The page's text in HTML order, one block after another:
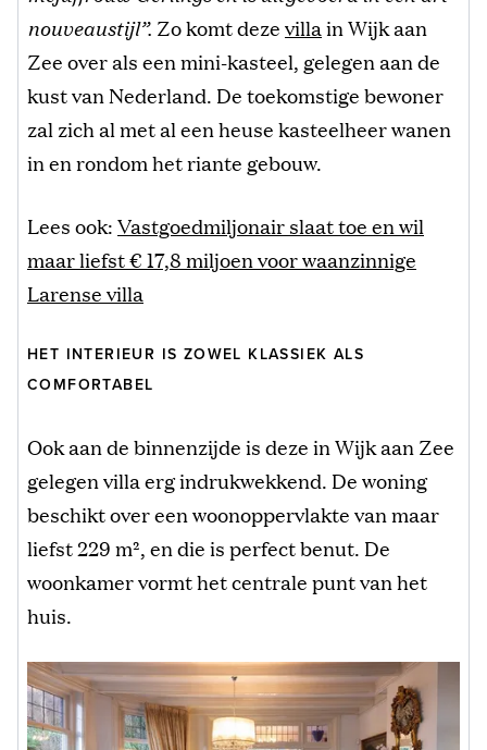
nouveaustijl”. Zo komt dezevillain Wijk aan
Zee over als een mini-kasteel, gelegen aan de
kust van Nederland. De toekomstige bewoner
zal zich al met al een heuse kasteelheer wanen
in en rondom het riante gebouw.
Lees ook:Vastgoedmiljonair slaat toe en wil
maar liefst € 17,8 miljoen voor waanzinnige
Larense villa
HET INTERIEUR IS ZOWEL KLASSIEK ALS
COMFORTABEL
Ook aan de binnenzijde is deze in Wijk aan Zee
gelegen villa erg indrukwekkend. De woning
beschikt over een woonoppervlakte van maar
liefst 229 m², en die is perfect benut. De
woonkamer vormt het centrale punt van het
huis.